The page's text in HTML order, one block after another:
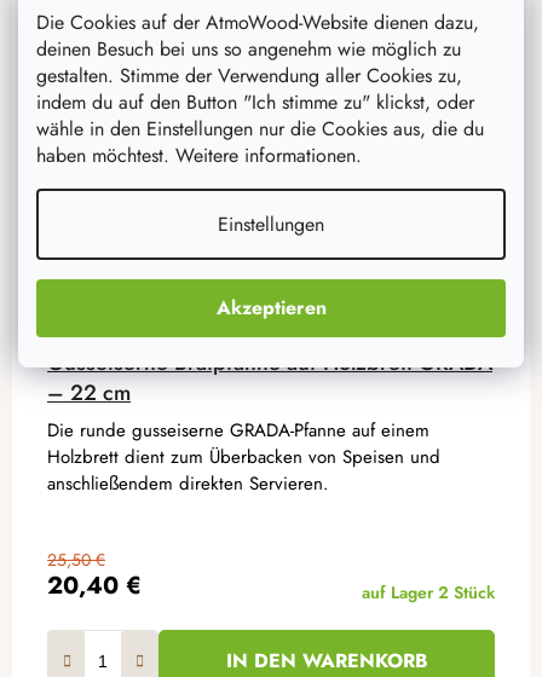
Die Cookies auf der AtmoWood-Website dienen dazu,
deinen Besuch bei uns so angenehm wie möglich zu
gestalten. Stimme der Verwendung aller Cookies zu,
indem du auf den Button "Ich stimme zu" klickst, oder
wähle in den Einstellungen nur die Cookies aus, die du
haben möchtest. Weitere informationen.
Einstellungen
Akzeptieren
Aktion –20 %
Gusseiserne Bratpfanne auf Holzbrett GRADA
– 22 cm
20,40 €
25,50 €
auf Lager 2 Stück
IN DEN WARENKORB
Die runde gusseiserne GRADA-Pfanne auf einem
Holzbrett dient zum Überbacken von Speisen und
anschließendem direkten Servieren.